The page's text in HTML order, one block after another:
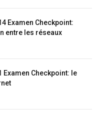
Examen Checkpoint:
entre les réseaux
Examen Checkpoint: le